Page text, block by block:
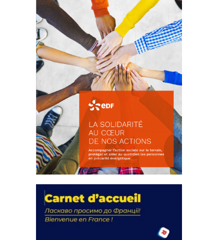
FEUILLETER
actions
18 septembre 2023
FEUILLETER